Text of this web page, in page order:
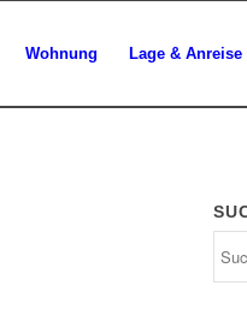
Wohnung Lage & Anreise